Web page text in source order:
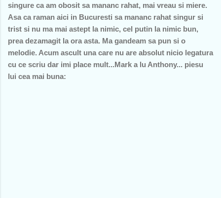
singure ca am obosit sa mananc rahat, mai vreau si miere.
Asa ca raman aici in Bucuresti sa mananc rahat singur si
trist si nu ma mai astept la nimic, cel putin la nimic bun,
prea dezamagit la ora asta. Ma gandeam sa pun si o
melodie. Acum ascult una care nu are absolut nicio legatura
cu ce scriu dar imi place mult...Mark a lu Anthony... piesu
lui cea mai buna: